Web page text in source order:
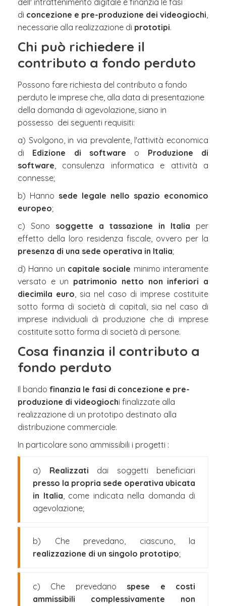
dell' intrattenimento digitale e finanzia le fasi
di concezione e pre-produzione dei videogiochi,
necessarie alla realizzazione di prototipi.
Chi può richiedere il
contributo a fondo perduto
Possono fare richiesta del contributo a fondo
perduto le imprese che, alla data di presentazione
della domanda di agevolazione, siano in
possesso dei seguenti requisiti:
a) Svolgono, in via prevalente, l'attività economica
di Edizione di software o Produzione di
software, consulenza informatica e attività a
connesse;
b) Hanno sede legale nello spazio economico
europeo;
c) Sono soggette a tassazione in Italia per
effetto della loro residenza fiscale, ovvero per la
presenza di una sede operativa in Italia;
d) Hanno un capitale sociale minimo interamente
versato e un patrimonio netto non inferiori a
diecimila euro, sia nel caso di imprese costituite
sotto forma di società di capitali, sia nel caso di
imprese individuali di produzione che di imprese
costituite sotto forma di società di persone.
Cosa finanzia il contributo a
fondo perduto
Il bando finanzia le fasi di concezione e pre-
produzione di videogiochi finalizzate alla
realizzazione di un prototipo destinato alla
distribuzione commerciale.
In particolare sono ammissibili i progetti :
a) Realizzati dai soggetti beneficiari
presso la propria sede operativa ubicata
in Italia, come indicata nella domanda di
agevolazione;
b) Che prevedano, ciascuno, la
realizzazione di un singolo prototipo;
c) Che prevedano spese e costi
ammissibili complessivamente non